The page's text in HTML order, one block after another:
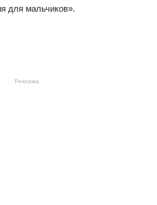
для мальчиков».
Реклама